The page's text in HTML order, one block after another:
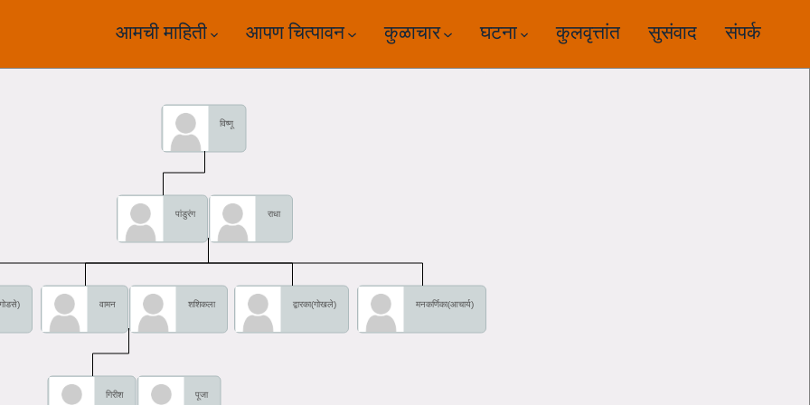
आमची माहिती आपण चित्पावन कुळाचार घटना कुलवृत्तांत सुसंवाद संपर्क
विष्णू
पांडुरंग राधा
वामन शशिकला
गिरीश पूजा
द्वारका(गोखले) मनकर्णिका(आचार्य)